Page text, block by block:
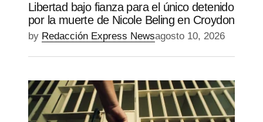
SUBMIT COMMENT
Libertad bajo fianza para el único detenido
por la muerte de Nicole Beling en Croydon
by Redacción Express Newsagosto 10, 2026